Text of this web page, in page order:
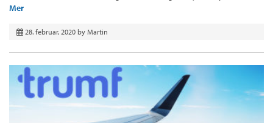
Mer
28. februar, 2020 by Martin